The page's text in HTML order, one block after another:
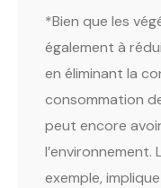
*Bien que les
également à
en éliminant la
consommation
peut encore
exemple,